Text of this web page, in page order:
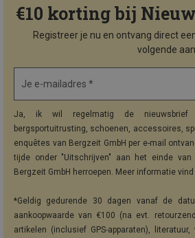
€10 korting bij
Registreer je nu en ontvang direct
volgende
Je e-mailadres *
Ja, ik wil regelmatig de nieuwsbrief
bergsportuitrusting, schoenen, accessoires,
enquêtes van Bergzeit GmbH per e-mail
tijde onder "Uitschrijven" aan het einde
Bergzeit GmbH herroepen. Meer informatie
*Geldig gedurende 30 dagen vanaf de
aankoopwaarde van €100 (na evt.
artikelen (inclusief GPS-apparaten),